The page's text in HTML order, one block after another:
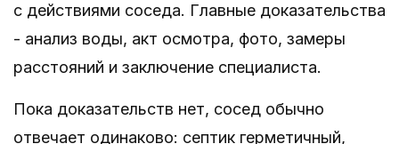
с действиями соседа. Главные доказательства
- анализ воды, акт осмотра, фото, замеры
расстояний и заключение специалиста.
Пока доказательств нет, сосед обычно
отвечает одинаково: септик герметичный,